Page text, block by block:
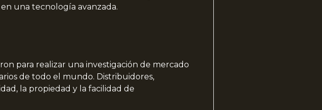
una tecnología avanzada.
para realizar una investigación de mercado
de todo el mundo. Distribuidores,
la propiedad y la facilidad de